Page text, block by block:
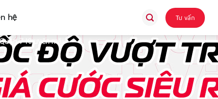
hệ Tư vấn
7 Khuyến mãi